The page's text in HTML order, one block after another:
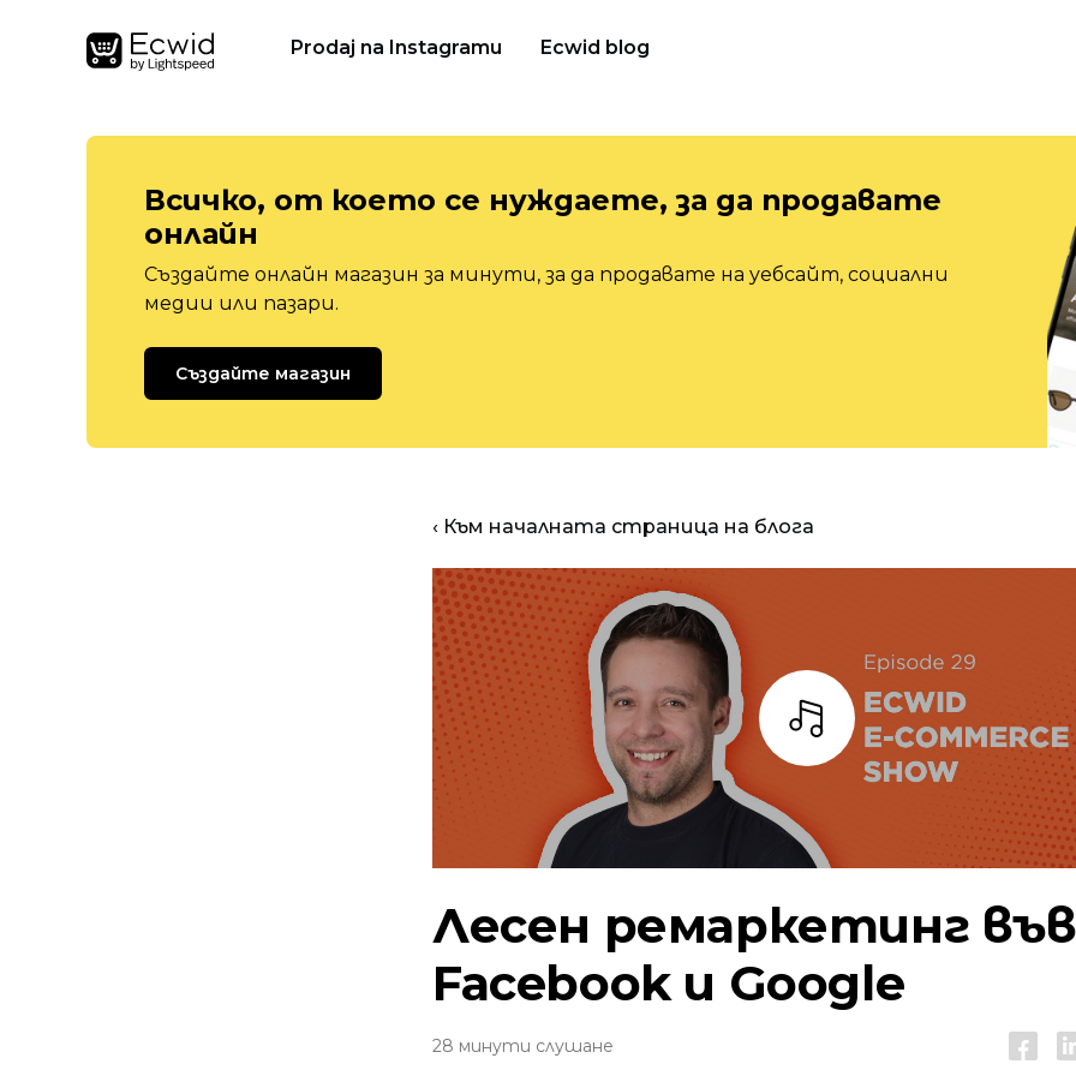
Prodaj na Instagramu Ecwid blog
Всичко, от което се нуждаете, за да продавате
онлайн
Създайте онлайн магазин за минути, за да продавате на уебсайт, социални
медии или пазари.
Създайте магазин
‹ Към началната страница на блога
Лесен ремаркетинг във
Facebook и Google
28 минути слушане